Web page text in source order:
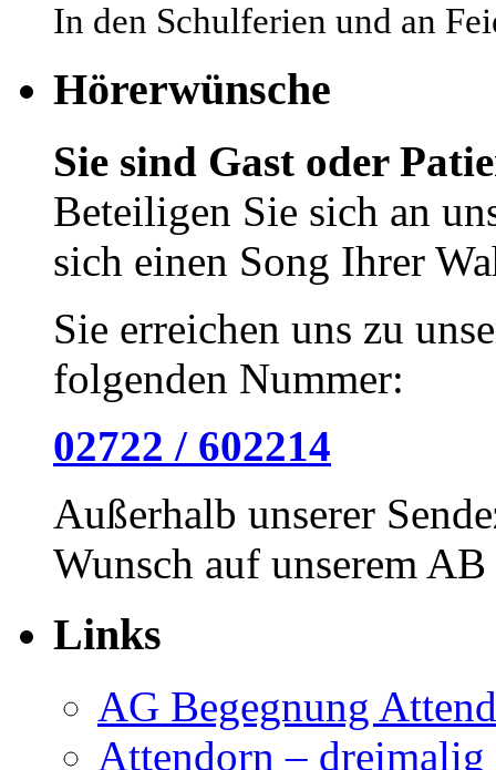
In den Schulferien und an
Hörerwünsche
Sie sind Gast oder
Beteiligen Sie sich an
sich einen Song Ihrer
Sie erreichen uns zu
folgenden Nummer:
02722 / 602214
Außerhalb unserer
Wunsch auf unserem
Links
AG Begegnung
Attendorn –